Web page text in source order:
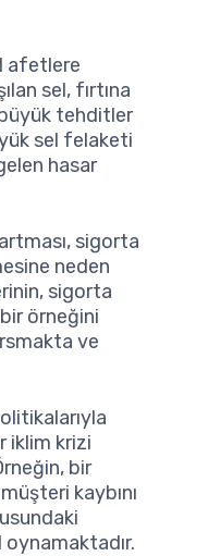
afetlere
sel, fırtına
tehditler
sel felaketi
hasar
sigorta
neden
sigorta
örneğini
ve
iklim krizi
bir
kaybını
oynamaktadır.